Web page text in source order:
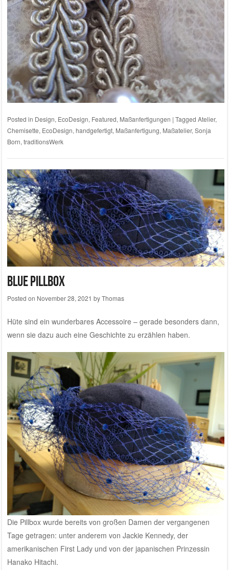
Posted in Design, EcoDesign, Featured, Maßanfertigungen | Tagged Atelier,
Chemisette, EcoDesign, handgefertigt, Maßanfertigung, Maßatelier, Sonja
Born, traditionsWerk
Blue Pillbox
Posted on November 28, 2021 byThomas
Hüte sind ein wunderbares Accessoire – gerade besonders dann,
wenn sie dazu auch eine Geschichte zu erzählen haben.
Die Pillbox wurde bereits von großen Damen der vergangenen
Tage getragen: unter anderem von Jackie Kennedy, der
amerikanischen First Lady und von der japanischen Prinzessin
Hanako Hitachi.